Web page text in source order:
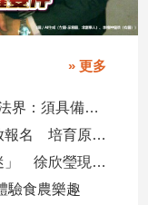
» 更多
偷拍案沒影片 網紅律師喊都提告 法界：須具備侵權要件
高市勞工局「原氣補給計畫」開放報名 培育原民青年就業力與部落創新
從昔日高中女籃校隊到「資深獅迷」 徐欣瑩現身攻城獅開訓為球隊加油
驗食農樂趣